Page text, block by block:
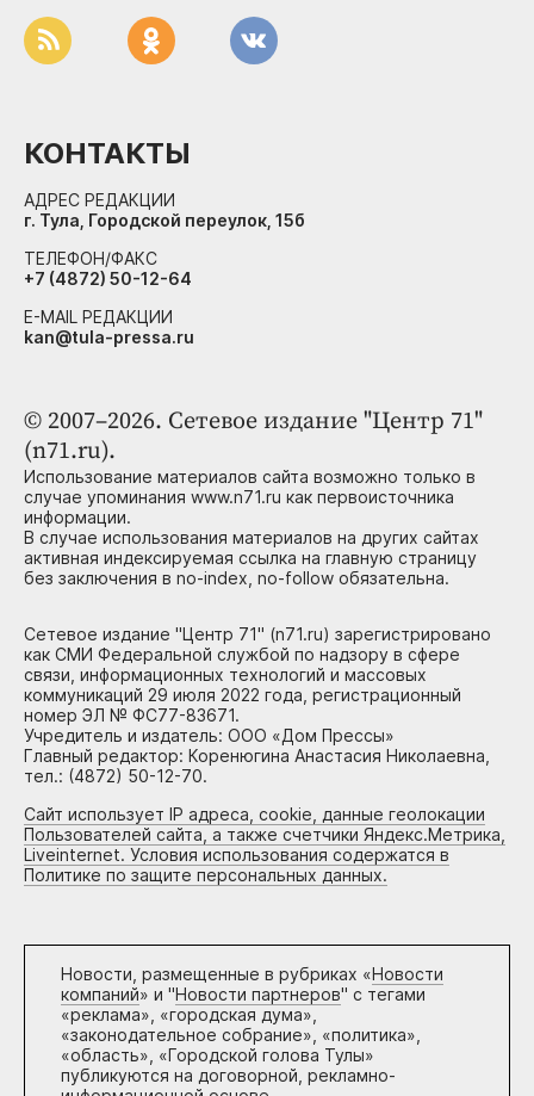
© 2007–2026. Сетевое издание "Центр 71"
(n71.ru).
Использование материалов сайта возможно только в
случае упоминания www.n71.ru как первоисточника
информации.
В случае использования материалов на других сайтах
активная индексируемая ссылка на главную страницу
без заключения в no-index, no-follow обязательна.
Сетевое издание "Центр 71" (n71.ru) зарегистрировано
как СМИ Федеральной службой по надзору в сфере
связи, информационных технологий и массовых
коммуникаций 29 июля 2022 года, регистрационный
номер ЭЛ № ФС77-83671.
Учредитель и издатель: ООО «Дом Прессы»
Главный редактор: Коренюгина Анастасия Николаевна,
тел.: (4872) 50-12-70.
Сайт использует IP адреса, cookie, данные геолокации
Пользователей сайта, а также счетчики Яндекс.Метрика,
Liveinternet. Условия использования содержатся в
Политике по защите персональных данных.
Новости, размещенные в рубриках «Новости
компаний» и "Новости партнеров" с тегами
«реклама», «городская дума»,
«законодательное собрание», «политика»,
«область», «Городской голова Тулы»
публикуются на договорной, рекламно-
КОНТАКТЫ
АДРЕС РЕДАКЦИИ
г. Тула, Городской переулок, 15б
ТЕЛЕФОН/ФАКС
+7 (4872) 50-12-64
E-MAIL РЕДАКЦИИ
kan@tula-pressa.ru